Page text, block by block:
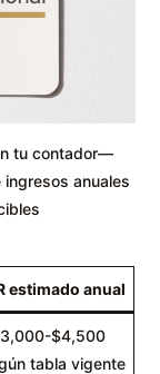
tu contador—
anuales
estimado anual
$4,500
tabla vigente